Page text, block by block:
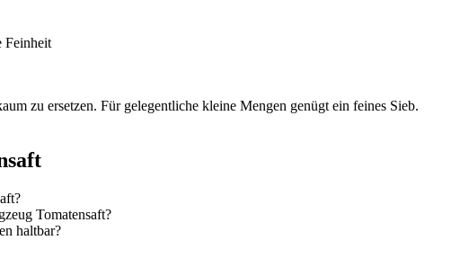
Feinheit
zu ersetzen. Für gelegentliche kleine Mengen genügt ein feines Sieb.
Tomatensaft?
haltbar?